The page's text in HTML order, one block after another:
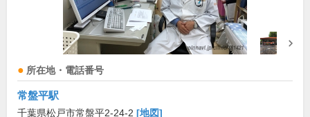
所在地・電話番号
常盤平駅
千葉県松戸市常盤平2-24-2 [地図]